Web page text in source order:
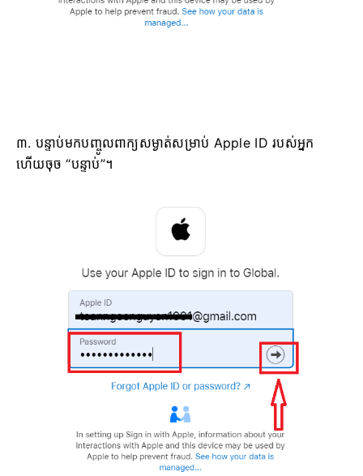
៣. បន្ទាប់មកបញ្ចូលពាក្យសម្ងាត់សម្រាប់ Apple ID របស់អ្នក
ហើយចុច “បន្ទាប់”។